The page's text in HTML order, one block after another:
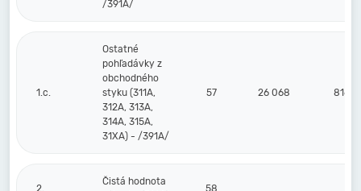
/391A/
1.c.
Ostatné
pohľadávky z
obchodného
styku (311A,
312A, 313A,
314A, 315A,
31XA) - /391A/
57 26 068 816
2.
Čistá hodnota
58